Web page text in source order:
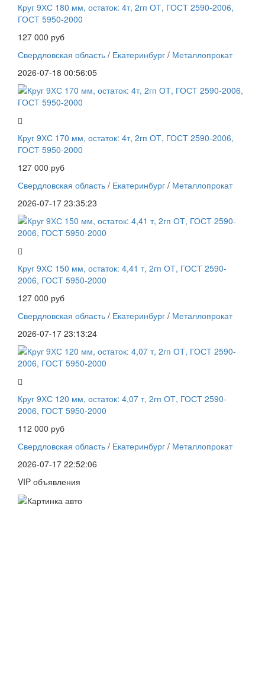
Круг 9ХС 180 мм, остаток: 4т, 2гп ОТ, ГОСТ 2590-2006,
ГОСТ 5950-2000
127 000 руб
Свердловская область / Екатеринбург / Металлопрокат
2026-07-18 00:56:05
Круг 9ХС 170 мм, остаток: 4т, 2гп ОТ, ГОСТ 2590-2006,
ГОСТ 5950-2000
127 000 руб
Свердловская область / Екатеринбург / Металлопрокат
2026-07-17 23:35:23
Круг 9ХС 150 мм, остаток: 4,41 т, 2гп ОТ, ГОСТ 2590-
2006, ГОСТ 5950-2000
127 000 руб
Свердловская область / Екатеринбург / Металлопрокат
2026-07-17 23:13:24
Круг 9ХС 120 мм, остаток: 4,07 т, 2гп ОТ, ГОСТ 2590-
2006, ГОСТ 5950-2000
112 000 руб
Свердловская область / Екатеринбург / Металлопрокат
2026-07-17 22:52:06
VIP объявления